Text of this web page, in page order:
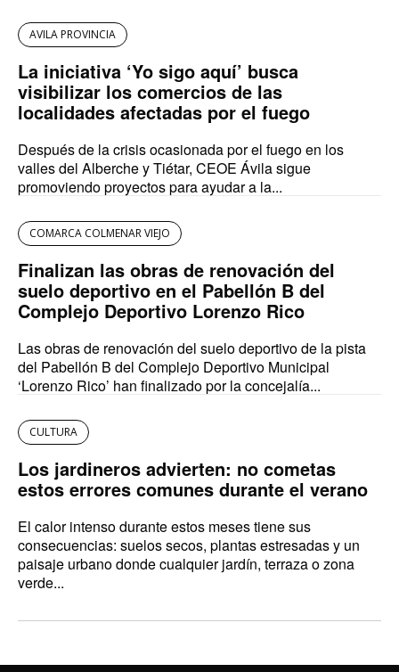
AVILA PROVINCIA
La iniciativa ‘Yo sigo aquí’ busca
visibilizar los comercios de las
localidades afectadas por el fuego
Después de la crisis ocasionada por el fuego en los
valles del Alberche y Tiétar, CEOE Ávila sigue
promoviendo proyectos para ayudar a la...
COMARCA COLMENAR VIEJO
Finalizan las obras de renovación del
suelo deportivo en el Pabellón B del
Complejo Deportivo Lorenzo Rico
Las obras de renovación del suelo deportivo de la pista
del Pabellón B del Complejo Deportivo Municipal
‘Lorenzo Rico’ han finalizado por la concejalía...
CULTURA
Los jardineros advierten: no cometas
estos errores comunes durante el verano
El calor intenso durante estos meses tiene sus
consecuencias: suelos secos, plantas estresadas y un
paisaje urbano donde cualquier jardín, terraza o zona
verde...